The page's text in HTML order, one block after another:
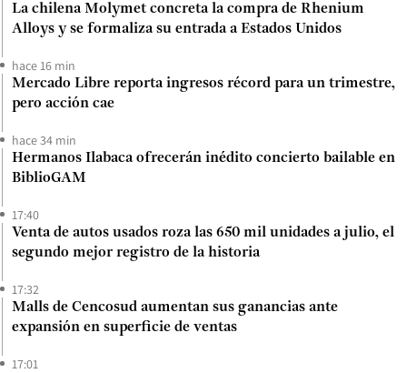
La chilena Molymet concreta la compra de Rhenium
Alloys y se formaliza su entrada a Estados Unidos
hace 16 min
Mercado Libre reporta ingresos récord para un trimestre,
pero acción cae
hace 34 min
Hermanos Ilabaca ofrecerán inédito concierto bailable en
BiblioGAM
17:40
Venta de autos usados roza las 650 mil unidades a julio, el
segundo mejor registro de la historia
17:32
Malls de Cencosud aumentan sus ganancias ante
expansión en superficie de ventas
17:01